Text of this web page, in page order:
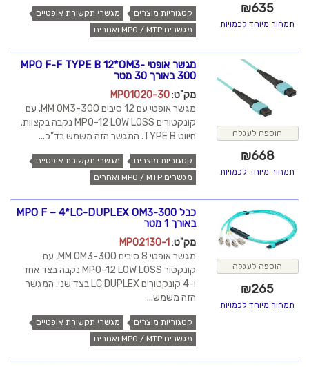
₪635
תמחור מיוחד לכמויות
קטגוריות מוצרים
מגשרי תקשורת אופטיים
מגשרים MPO / MTP ואחרים
הוספה לעגלה
₪668
תמחור מיוחד לכמויות
מגשר אופטי MPO F-F TYPE B 12*OM3-
300 באורך 30 מטר
מק"ט:
MPO1020-30
מגשר אופטי עם 12 סיבים MM OM3-300, עם
קונקטורים MPO-12 LOW LOSS נקבה בקצוות.
חיווט TYPE B. המגשר הזה משמש בד"כ...
קטגוריות מוצרים
מגשרי תקשורת אופטיים
מגשרים MPO / MTP ואחרים
הוספה לעגלה
₪265
תמחור מיוחד לכמויות
כבל MPO F – 4*LC-DUPLEX OM3-300
באורך 1 מטר
מק"ט:
MPO2130-1
מגשר אופטי 8 סיבים MM OM3-300, עם
קונקטור MPO-12 LOW LOSS נקבה בצד אחד
ו-4 קונקטורים LC DUPLEX בצד שני. המגשר
הזה משמש...
קטגוריות מוצרים
מגשרי תקשורת אופטיים
מגשרים MPO / MTP ואחרים